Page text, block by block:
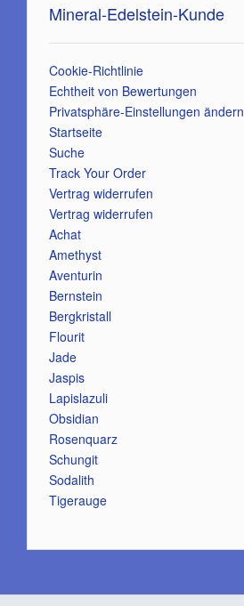
Mineral-Edelstein-Kunde
Cookie-Richtlinie
Echtheit von Bewertungen
Privatsphäre-Einstellungen ändern
Startseite
Suche
Track Your Order
Vertrag widerrufen
Vertrag widerrufen
Achat
Amethyst
Aventurin
Bernstein
Bergkristall
Flourit
Jade
Jaspis
Lapislazuli
Obsidian
Rosenquarz
Schungit
Sodalith
Tigerauge